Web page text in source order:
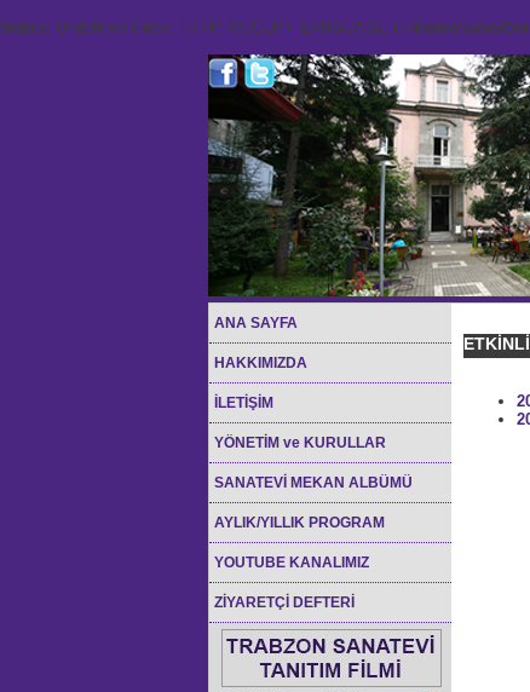
Notice: Undefined index: HTTP_ACCEPT_LANGUAGE in /home/
ANA SAYFA
HAKKIMIZDA
İLETİŞİM
YÖNETİM ve KURULLAR
SANATEVİ MEKAN ALBÜMÜ
AYLIK/YILLIK PROGRAM
YOUTUBE KANALIMIZ
ZİYARETÇİ DEFTERİ